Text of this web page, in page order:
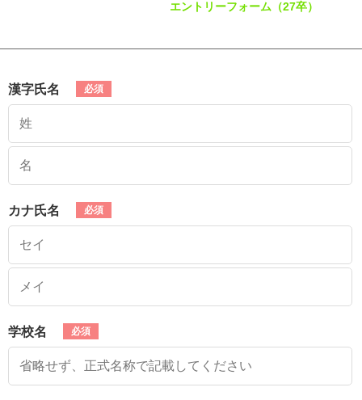
エントリーフォーム（27卒）
漢字氏名
カナ氏名
学校名